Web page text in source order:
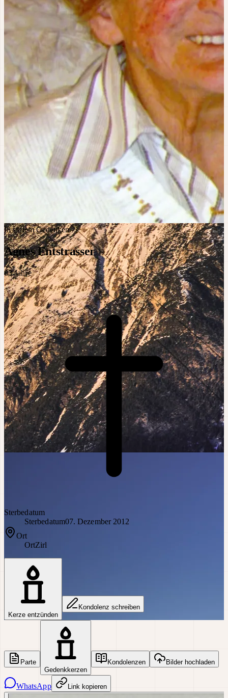
In stillem Gedenken
Agnes Entstrasser
83Jahre
Sterbedatum
Sterbedatum07. Dezember 2012
Ort
OrtZirl
Kerze entzünden
Kondolenz schreiben
Parte
Gedenkkerzen
Kondolenzen Bilder hochladen
WhatsApp Link kopieren